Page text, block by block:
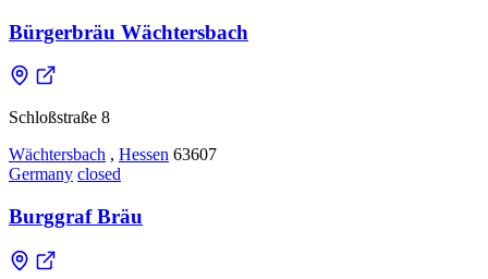
Bürgerbräu Wächtersbach
Schloßstraße 8
Wächtersbach , Hessen 63607
Germany closed
Burggraf Bräu